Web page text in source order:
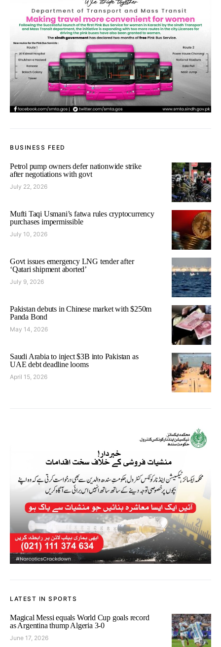
BUSINESS FEED
Petrol pump owners defer nationwide strike
after negotiations with govt
July 22, 2026
Mufti Taqi Usmani’s fatwa rules cryptocurrency
purchases impermissible
July 10, 2026
Govt issues emergency LNG tender after
‘Qatari shipment aborted’
July 9, 2026
Pakistan debuts in Chinese market with $250m
Panda Bond
May 14, 2026
Saudi Arabia to inject $3B into Pakistan as
UAE debt deadline looms
April 15, 2026
LATEST IN SPORTS
Magical Messi equals World Cup goals record
as Argentina thump Algeria 3-0
June 17, 2026